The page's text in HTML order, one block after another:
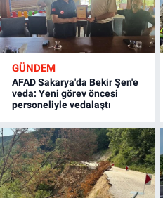
GÜNDEM
AFAD Sakarya'da Bekir Şen'e
veda: Yeni görev öncesi
personeliyle vedalaştı